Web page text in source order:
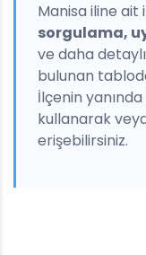
Manisa iline ait
sorgulama,
ve daha
bulunan
İlçenin
kullanarak
erişebilirsiniz.